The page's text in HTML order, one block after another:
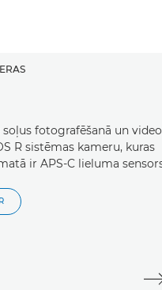
fotografēšanā un
R sistēmas kameru, kuras
ir APS-C lieluma